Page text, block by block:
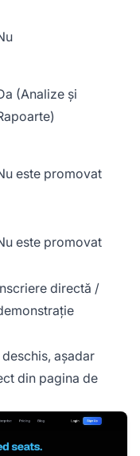
(Analize și
este promovat
este promovat
directă /
așadar
din pagina de